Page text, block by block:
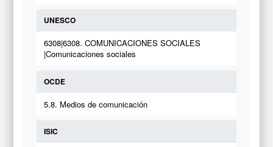
UNESCO
6308|6308. COMUNICACIONES SOCIALES
|Comunicaciones sociales
OCDE
5.8. Medios de comunicación
ISIC